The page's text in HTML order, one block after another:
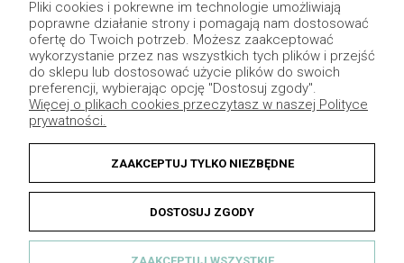
Moje konto
Pozostałe
Pliki cookies i pokrewne im technologie umożliwiają
poprawne działanie strony i pomagają nam dostosować
ofertę do Twoich potrzeb. Możesz zaakceptować
wykorzystanie przez nas wszystkich tych plików i przejść
do sklepu lub dostosować użycie plików do swoich
preferencji, wybierając opcję "Dostosuj zgody".
Więcej o plikach cookies przeczytasz w naszej Polityce
prywatności.
ZAAKCEPTUJ TYLKO NIEZBĘDNE
DOSTOSUJ ZGODY
ZAAKCEPTUJ WSZYSTKIE